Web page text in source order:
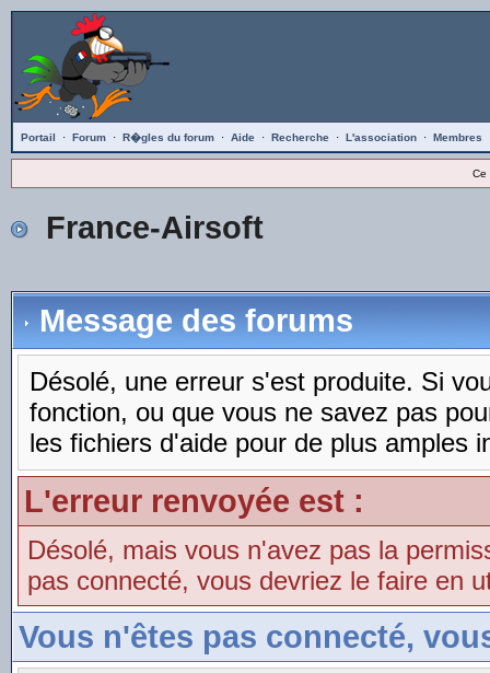
Portail · Forum · R�gles du forum · Aide · Recherche · L'association · Membres
Ce
France-Airsoft
Message des forums
Désolé, une erreur s'est produite. Si
fonction, ou que vous ne savez pas
les fichiers d'aide pour de plus amples
L'erreur renvoyée est :
Désolé, mais vous n'avez pas la
pas connecté, vous devriez le faire en
Vous n'êtes pas connecté,